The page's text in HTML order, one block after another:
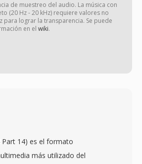
de muestreo del audio. La música con
(20 Hz - 20 kHz) requiere valores no
para lograr la transparencia. Se puede
en el wiki.
Part 14) es el formato
más utilizado del